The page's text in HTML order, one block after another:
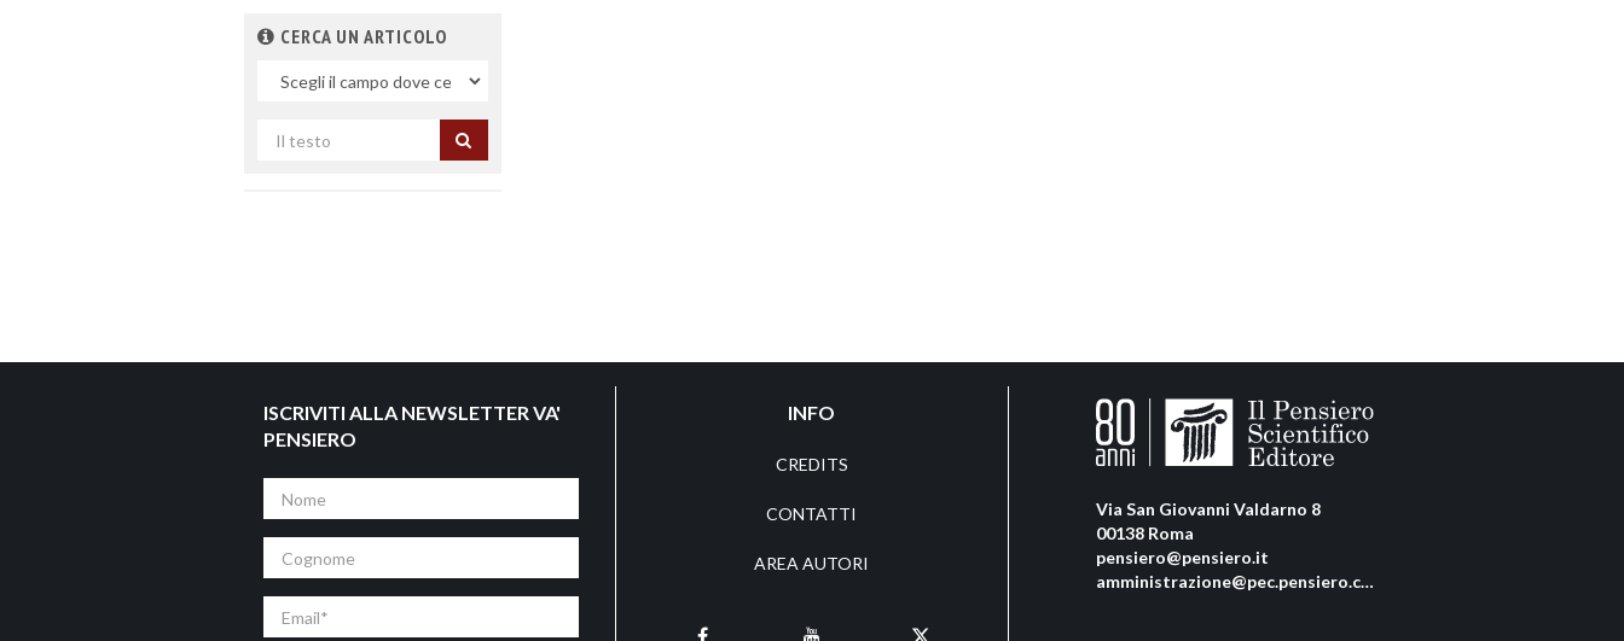
CERCA UN ARTICOLO
Nel
Cerca
ISCRIVITI ALLA NEWSLETTER VA'
PENSIERO
Nome
Cognome
Email
INFO
CREDITS
CONTATTI
AREA AUTORI
Via San Giovanni Valdarno 8
00138 Roma
pensiero@pensiero.it
amministrazione@pec.pensiero.com